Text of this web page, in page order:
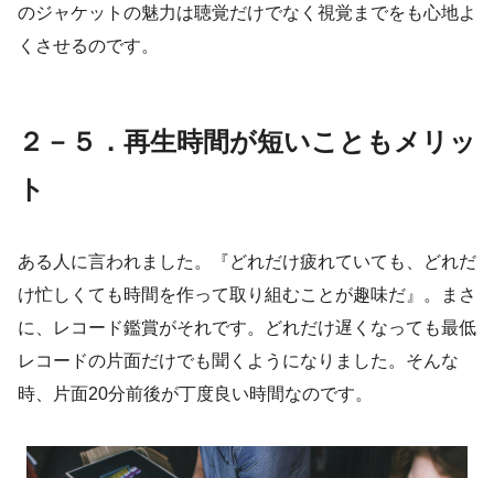
のジャケットの魅力は聴覚だけでなく視覚までをも心地よ
くさせるのです。
２－５．再生時間が短いこともメリッ
ト
ある人に言われました。『どれだけ疲れていても、どれだ
け忙しくても時間を作って取り組むことが趣味だ』。まさ
に、レコード鑑賞がそれです。どれだけ遅くなっても最低
レコードの片面だけでも聞くようになりました。そんな
時、片面20分前後が丁度良い時間なのです。